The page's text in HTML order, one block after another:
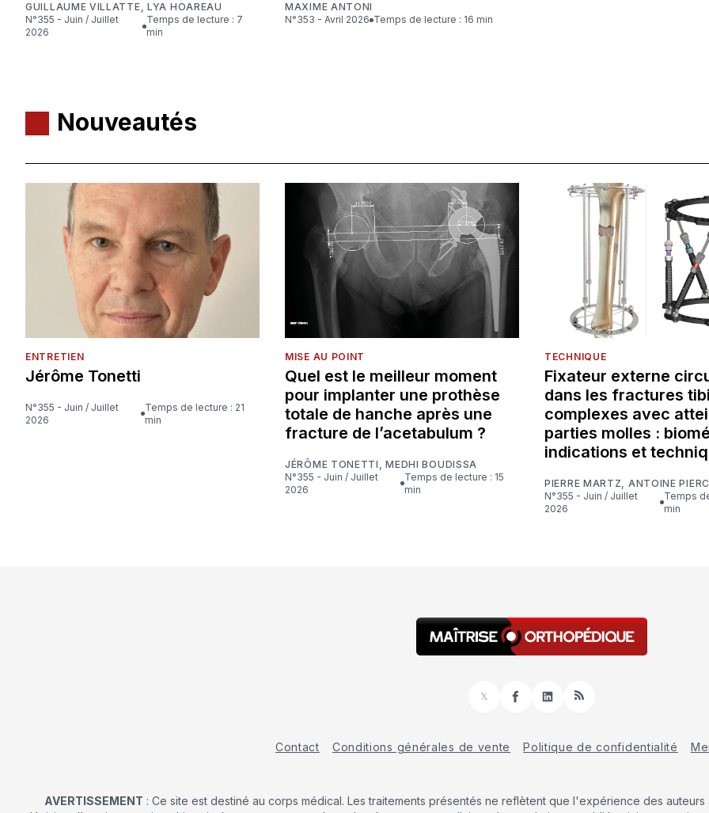
GUILLAUME VILLATTE,LYA HOAREAU
N°355 - Juin / Juillet
2026
Temps de lecture : 7
min
MAXIME ANTONI
N°353 - Avril 2026
Temps de lecture : 16 min
Nouveautés
ENTRETIEN
Jérôme Tonetti
N°355 - Juin / Juillet
2026
Temps de lecture : 21
min
MISE AU POINT
Quel est le meilleur moment
pour implanter une prothèse
totale de hanche après une
fracture de l’acetabulum ?
JÉRÔME TONETTI ,MEDHI BOUDISSA
N°355 - Juin / Juillet
2026
Temps de lecture : 15
min
TECHNIQUE
Fixateur externe
dans les fractures
complexes avec
parties molles :
indications et
PIERRE MARTZ
ANTOINE
N°355 - Juin / Juillet
2026
Temps de lecture : 16
min
𝕏
FacebookLinkedInRSS
Contact Conditions générales de vente Politique de confidentialité
AVERTISSEMENT : Ce site est destiné au corps médical. Les traitements présentés ne reflètent que l'expérience des